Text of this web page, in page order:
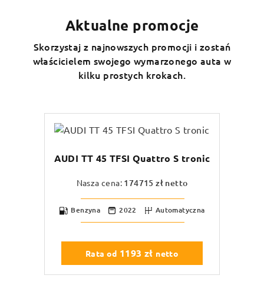
Aktualne promocje
Skorzystaj z najnowszych promocji i zostań
właścicielem swojego wymarzonego auta w
kilku prostych krokach.
AUDI TT 45 TFSI Quattro S tronic
Nasza cena: 174715 zł netto
Benzyna 2022 Automatyczna
Rata od 1193 zł netto